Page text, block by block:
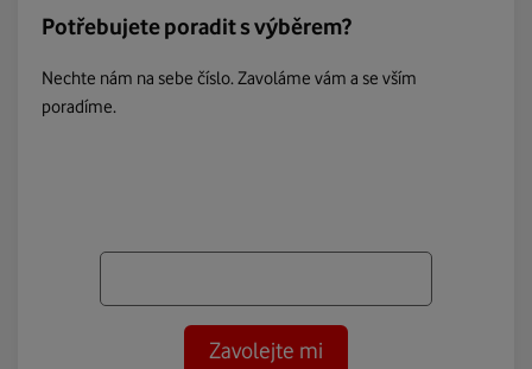
Potřebujete poradit s výběrem?
Nechte nám na sebe číslo. Zavoláme vám a se vším
poradíme.
Zavolejte mi